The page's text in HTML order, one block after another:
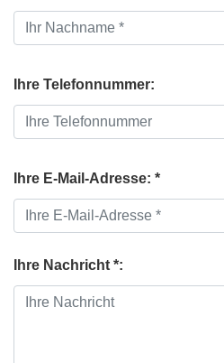
Ihre Telefonnummer:
Ihre E-Mail-Adresse: *
Ihre Nachricht *: